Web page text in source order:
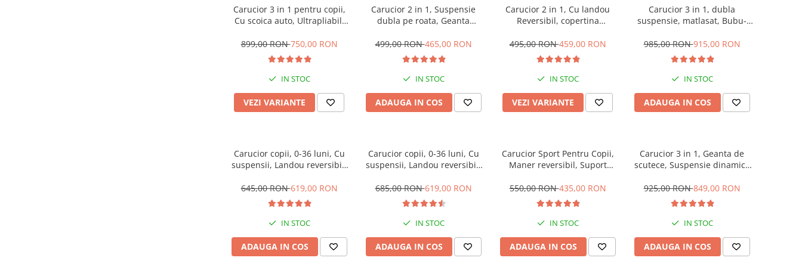
Carucior 3 in 1 pentru copii,
Cu scoica auto, Ultrapliabil,
avion, Maner telescopic si
reversibil, Pozitie de somn
899,00 RON750,00 RON
IN STOC
VEZI VARIANTE
Carucior 2 in 1, Suspensie
dubla pe roata, Geanta
Bubu-Still, negru
499,00 RON465,00 RON
IN STOC
ADAUGA IN COS
Carucior 2 in 1, Cu landou
Reversibil, copertina
scutece, Belecoo
495,00 RON459,00 RON
IN STOC
VEZI VARIANTE
Carucior 3 in 1, dubla
suspensie, matlasat, Bubu-
985,00 RON915,00 RON
IN STOC
ADAUGA IN COS
Carucior copii, 0-36 luni, Cu
suspensii, Landou reversibil,
Roata cauciuc, Roz
645,00 RON619,00 RON
IN STOC
ADAUGA IN COS
Carucior copii, 0-36 luni, Cu
suspensii, Landou reversibil,
Roata cauciuc, Bej
685,00 RON619,00 RON
IN STOC
ADAUGA IN COS
Carucior Sport Pentru Copii,
Maner reversibil, Suport
Copertina extensibila, Cu
suspensii, Recomandat
transport par avion, Roz
pudra
550,00 RON435,00 RON
IN STOC
ADAUGA IN COS
Carucior 3 in 1, Geanta de
scutece, Suspensie dinamica
negru
925,00 RON849,00 RON
IN STOC
ADAUGA IN COS